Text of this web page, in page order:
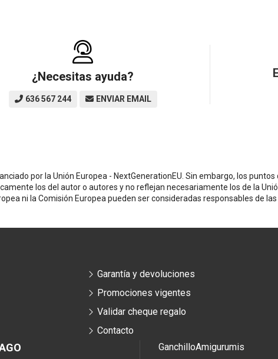
¿Necesitas ayuda?
636 567 244 ENVIAR EMAIL
por la Unión Europea - NextGenerationEU. Sin embargo, los
los del autor o autores y no reflejan necesariamente los de la
ni la Comisión Europea pueden ser consideradas responsables de
Garantía y devoluciones
Promociones vigentes
Validar cheque regalo
Contacto
GanchilloAmigurumis